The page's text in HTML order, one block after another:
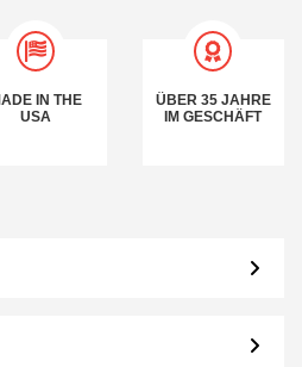
IN THE
USA
ÜBER 35 JAHRE
IM GESCHÄFT